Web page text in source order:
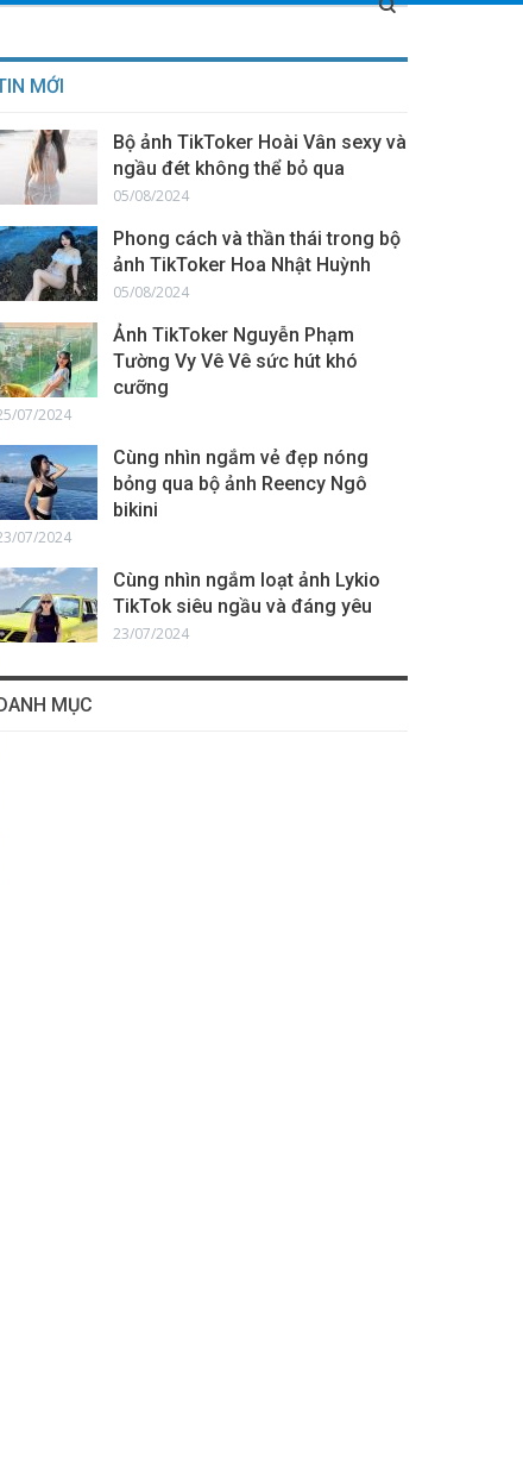
MỚI
Bộ ảnh TikToker Hoài Vân sexy và
ngầu đét không thể bỏ qua
05/08/2024
Phong cách và thần thái trong bộ
ảnh TikToker Hoa Nhật Huỳnh
05/08/2024
Ảnh TikToker Nguyễn Phạm
Tường Vy Vê Vê sức hút khó
cưỡng
07/2024
Cùng nhìn ngắm vẻ đẹp nóng
bỏng qua bộ ảnh Reency Ngô
bikini
07/2024
Cùng nhìn ngắm loạt ảnh Lykio
TikTok siêu ngầu và đáng yêu
23/07/2024
MỤC